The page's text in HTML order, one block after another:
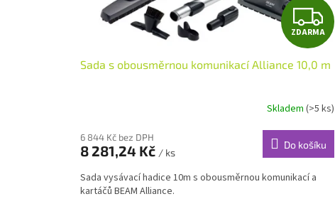
Z
D
A
R
M
A
ZDARMA
Sada s obousměrnou komunikací Alliance 10,0 m
Skladem(>5 ks)
6 844 Kč bez DPH
8 281,24 Kč / ks
Do košíku
Sada vysávací hadice 10m s obousměrnou komunikací a
kartáčů BEAM Alliance.